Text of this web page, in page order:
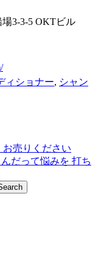
3-3-5 OKTビル
ィショナー, シャン
売りください
だって悩みを 打ち